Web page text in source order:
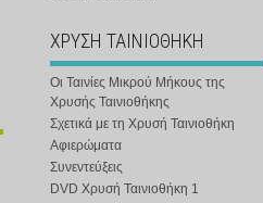
ΧΡΥΣΗ ΤΑΙΝΙΟΘΗΚΗ
Οι Ταινίες Μικρού Μήκους της
Χρυσής Ταινιοθήκης
Σχετικά με τη Χρυσή Ταινιοθήκη
Αφιερώματα
Συνεντεύξεις
DVD Χρυσή Ταινιοθήκη 1